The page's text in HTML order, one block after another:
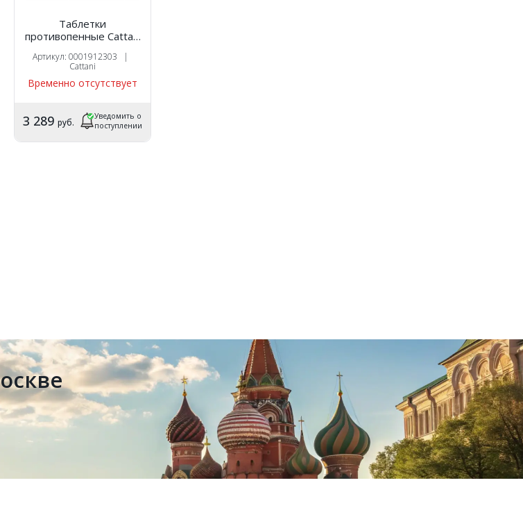
Таблетки
противопенные Cattani
систем
дезинфицирующие
(50шт.)
Артикул: 0001912303 |
Cattani
Временно отсутствует
3 289 руб.
Уведомить о
поступлении